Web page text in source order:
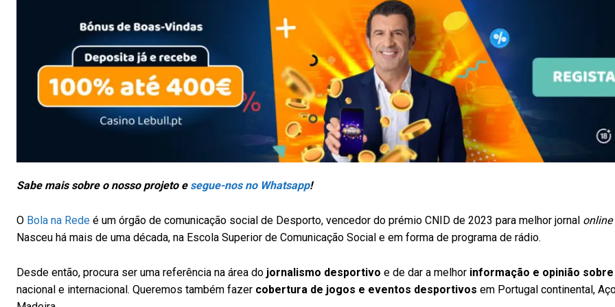
Sabe mais sobre o nosso projeto e segue-nos no Whatsapp!
O Bola na Rede é um órgão de comunicação social de Desporto, vencedor do prémio CNID de 2023 para melhor jornal online
Nasceu há mais de uma década, na Escola Superior de Comunicação Social e em forma de programa de rádio.
Desde então, procura ser uma referência na área do jornalismo desportivo e de dar a melhor informação e opinião
nacional e internacional. Queremos também fazer cobertura de jogos e eventos desportivos em Portugal continental,